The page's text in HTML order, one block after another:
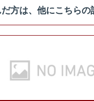
方は、他にこちらの